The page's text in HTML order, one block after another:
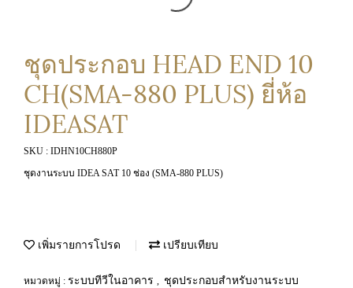
ชุดประกอบ HEAD END 10
CH(SMA-880 PLUS) ยี่ห้อ
IDEASAT
SKU : IDHN10CH880P
ชุดงานระบบ IDEA SAT 10 ช่อง (SMA-880 PLUS)
เพิ่มรายการโปรด เปรียบเทียบ
หมวดหมู่ : ระบบทีวีในอาคาร , ชุดประกอบสำหรับงานระบบ